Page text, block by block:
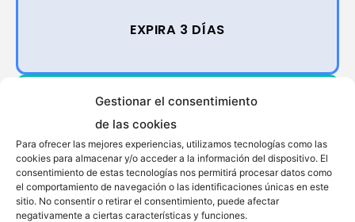
Gestionar el consentimiento
de las cookies
Para ofrecer las mejores experiencias, utilizamos tecnologías como las
cookies para almacenar y/o acceder a la información del dispositivo. El
consentimiento de estas tecnologías nos permitirá procesar datos como
el comportamiento de navegación o las identificaciones únicas en este
sitio. No consentir o retirar el consentimiento, puede afectar
negativamente a ciertas características y funciones.
EXPIRA 3 DÍAS
PRUEBA
REVISIÓN JR